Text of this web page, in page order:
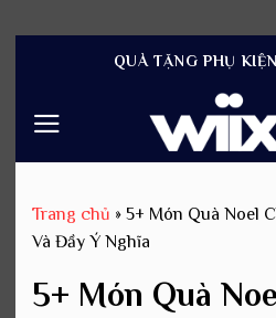
dung
QUÀ TẶNG PHỤ
Trang chủ » 5+ Món Quà Noel
Và Đầy Ý Nghĩa
5+ Món Quà